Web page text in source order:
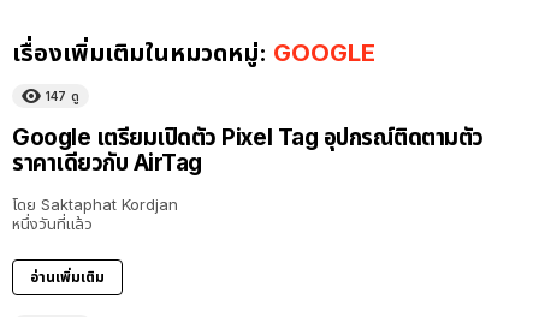
เรื่องเพิ่มเติมในหมวดหมู่: GOOGLE
147 ดู
Google เตรียมเปิดตัว Pixel Tag อุปกรณ์ติดตามตัว
ราคาเดียวกับ AirTag
โดย Saktaphat Kordjan
หนึ่งวันที่แล้ว
อ่านเพิ่มเติม